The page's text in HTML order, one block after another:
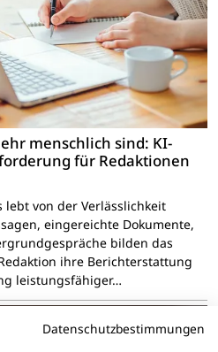
menschlich sind: KI-
für Redaktionen
von der Verlässlichkeit
eingereichte Dokumente,
bilden das
ihre Berichterstattung
leistungsfähiger…
Datenschutzbestimmungen